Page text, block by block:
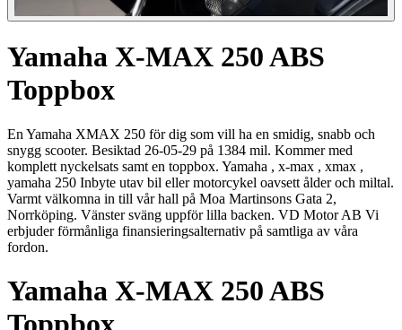
Yamaha X-MAX 250 ABS
Toppbox
En Yamaha XMAX 250 för dig som vill ha en smidig, snabb och
snygg scooter. Besiktad 26-05-29 på 1384 mil. Kommer med
komplett nyckelsats samt en toppbox. Yamaha , x-max , xmax ,
yamaha 250 Inbyte utav bil eller motorcykel oavsett ålder och miltal.
Varmt välkomna in till vår hall på Moa Martinsons Gata 2,
Norrköping. Vänster sväng uppför lilla backen. VD Motor AB Vi
erbjuder förmånliga finansieringsalternativ på samtliga av våra
fordon.
Yamaha X-MAX 250 ABS